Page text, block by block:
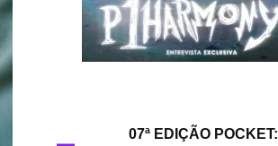
HIT!Queer
07ª EDIÇÃO POCKET: